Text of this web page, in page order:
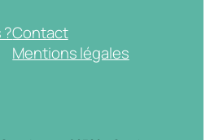
?Contact
Mentions légales